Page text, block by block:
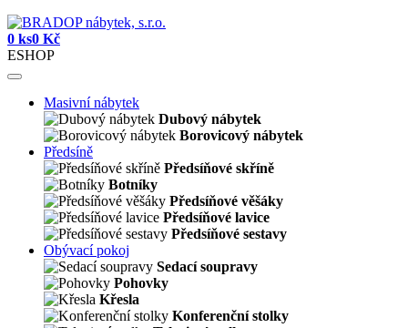
0 ks0 Kč
ESHOP
Masivní nábytek
Dubový nábytek
Borovicový nábytek
Předsíně
Předsíňové skříně
Botníky
Předsíňové věšáky
Předsíňové lavice
Předsíňové sestavy
Obývací pokoj
Sedací soupravy
Pohovky
Křesla
Konferenční stolky